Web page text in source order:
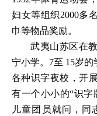
妇女等组织2000多
巾等物品奖励。
武夷山苏区在
宁小学。7至 15岁
各种识字夜校，开
有一个小小的“识字
儿童团员就问，同